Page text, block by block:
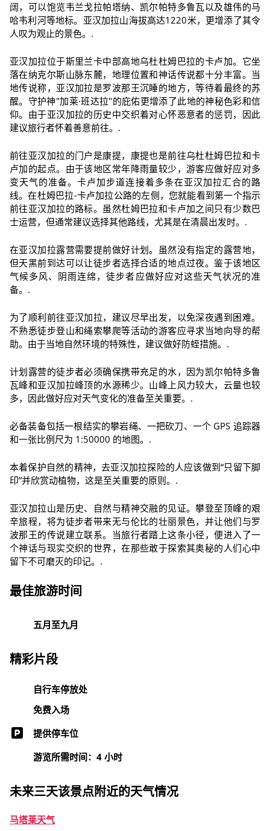
阔，可以饱览韦兰戈拉帕塔纳、凯尔帕特多鲁瓦以及雄伟的马
哈韦利河等地标。亚汉加拉山海拔高达1220米，更增添了其令
人叹为观止的景色。.
亚汉加拉位于斯里兰卡中部高地乌杜杜姆巴拉的卡卢加。它坐
落在纳克尔斯山脉东麓，地理位置和神话传说都十分丰富。当
地传说称，亚汉加拉是罗波那王沉睡的地方，等待着最终的苏
醒。守护神"加莱·班达拉"的庇佑更增添了此地的神秘色彩和信
仰。由于亚汉加拉的历史中交织着对心怀恶意者的惩罚，因此
建议旅行者怀着善意前往。.
前往亚汉加拉的门户是康提，康提也是前往乌杜杜姆巴拉和卡
卢加的起点。由于该地区常年降雨量较少，游客应做好应对多
变天气的准备。卡卢加步道连接着多条在亚汉加拉汇合的路
线。在杜姆巴拉-卡卢加拉公路的左侧，您就能看到第一个指示
前往亚汉加拉的路标。虽然杜姆巴拉和卡卢加之间只有少数巴
士运营，但通常建议选择其他路线，尤其是在清晨出发时。.
在亚汉加拉露营需要提前做好计划。虽然没有指定的露营地，
但天黑前到达可以让徒步者选择合适的地点过夜。鉴于该地区
气候多风、阴雨连绵，徒步者应做好应对这些天气状况的准
备。.
为了顺利前往亚汉加拉，建议尽早出发，以免深夜遇到困难。
不熟悉徒步登山和绳索攀爬等活动的游客应寻求当地向导的帮
助。由于当地自然环境的特殊性，建议做好防蛭措施。.
计划露营的徒步者必须确保携带充足的水，因为凯尔帕特多鲁
瓦峰和亚汉加拉峰顶的水源稀少。山峰上风力较大，云量也较
多，因此做好应对天气变化的准备至关重要。.
必备装备包括一根结实的攀岩绳、一把砍刀、一个 GPS 追踪器
和一张比例尺为 1:50000 的地图。.
本着保护自然的精神，去亚汉加拉探险的人应该做到“只留下脚
印”并欣赏动植物，这是至关重要的原则。.
亚汉加拉山是历史、自然与精神交融的见证。攀登至顶峰的艰
辛旅程，将为徒步者带来无与伦比的壮丽景色，并让他们与罗
波那王的传说建立联系。当旅行者踏上这条小径，便进入了一
个神话与现实交织的世界，在那些敢于探索其奥秘的人们心中
留下不可磨灭的印记。.
最佳旅游时间
五月至九月
精彩片段
自行车停放处
免费入场
提供停车位
游览所需时间：4 小时
未来三天该景点附近的天气情况
马塔莱天气